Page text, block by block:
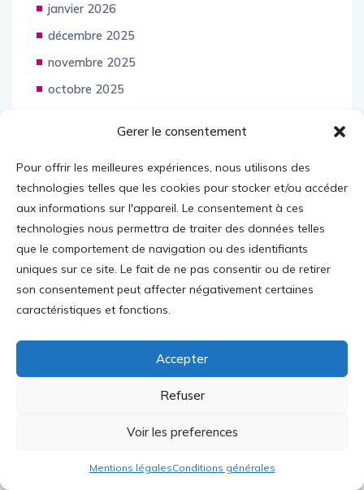
Gerer le consentement
Pour offrir les meilleures expériences, nous utilisons des
technologies telles que les cookies pour stocker et/ou accéder
aux informations sur l'appareil. Le consentement à ces
technologies nous permettra de traiter des données telles
que le comportement de navigation ou des identifiants
uniques sur ce site. Le fait de ne pas consentir ou de retirer
son consentement peut affecter négativement certaines
caractéristiques et fonctions.
Accepter
Refuser
Voir les preferences
Mentions légalesConditions générales
janvier 2026
décembre 2025
novembre 2025
octobre 2025
juillet 2025
juin 2025
mai 2025
avril 2025
mars 2025
février 2025
septembre 2024
août 2024